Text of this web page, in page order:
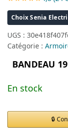
Choix Senia
UGS :
Catégorie :
BANDEAU
En stock